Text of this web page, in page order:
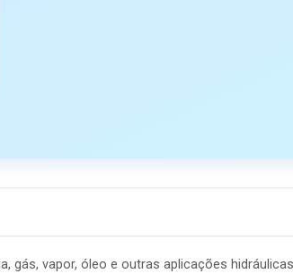
gás, vapor, óleo e outras aplicações